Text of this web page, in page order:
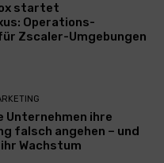
startet
Operations-
Zscaler-Umgebungen
Unternehmen ihre
falsch angehen – und
Wachstum